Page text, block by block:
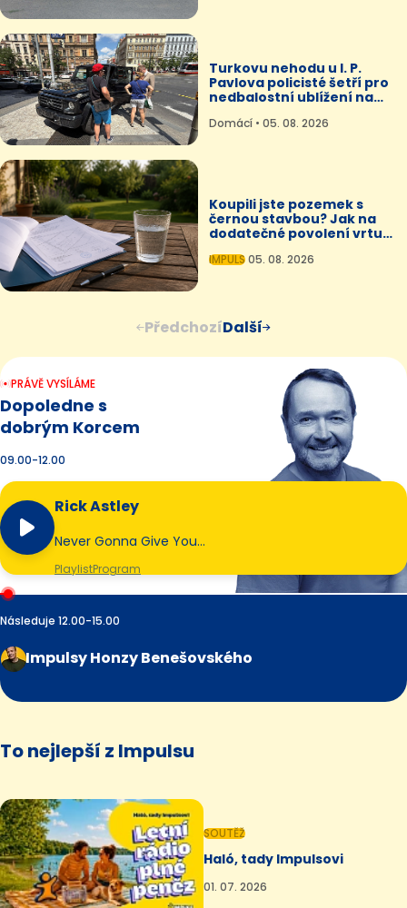
Turkovu nehodu u I. P.
Pavlova policisté šetří pro
nedbalostní ublížení na
Domácí • 05. 08. 2026
Koupili jste pozemek s
černou stavbou? Jak na
dodatečné povolení vrtu
IMPULS05. 08. 2026
PředchozíDalší
PRÁVĚ VYSÍLÁME
Dopoledne s
dobrým Korcem
09.00-12.00
Rick Astley
Never Gonna Give You…
PlaylistProgram
Následuje 12.00-15.00
Impulsy Honzy Benešovského
To nejlepší z Impulsu
SOUTĚŽ
Haló, tady Impulsovi
01. 07. 2026